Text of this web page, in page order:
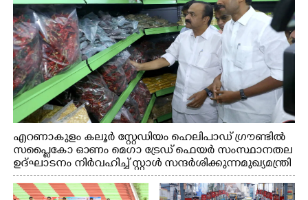
എറണാകുളം കലൂർ സ്റ്റേഡിയം ഹെലിപാഡ് ഗ്രൗണ്ടിൽ
സപ്ളൈകോ ഓണം മെഗാ ട്രേഡ് ഫെയർ സംസ്ഥാനതല
ഉദ്ഘാടനം നിർവഹിച്ച് സ്റ്റാൾ സന്ദർശിക്കുന്ന മുഖ്യമന്ത്രി
വി.ഡി. സതീശൻ. മന്ത്രി അനൂപ് ജേക്കബ് സമീപം